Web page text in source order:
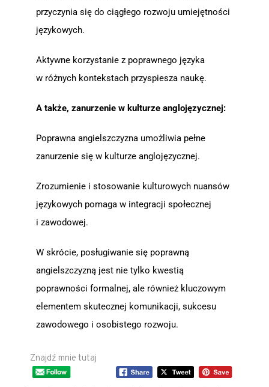
przyczynia się do ciągłego rozwoju umiejętności
językowych.
Aktywne korzystanie z poprawnego języka
w różnych kontekstach przyspiesza naukę.
A także, zanurzenie w kulturze anglojęzycznej:
Poprawna angielszczyzna umożliwia pełne
zanurzenie się w kulturze anglojęzycznej.
Zrozumienie i stosowanie kulturowych nuansów
językowych pomaga w integracji społecznej
i zawodowej.
W skrócie, posługiwanie się poprawną
angielszczyzną jest nie tylko kwestią
poprawności formalnej, ale również kluczowym
elementem skutecznej komunikacji, sukcesu
zawodowego i osobistego rozwoju.
Znajdź mnie tutaj